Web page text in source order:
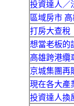
投資達人／
區域房市
打房大查
想當老板的
高雄跨港纜
京城集團再
現在各大產
投資達人換